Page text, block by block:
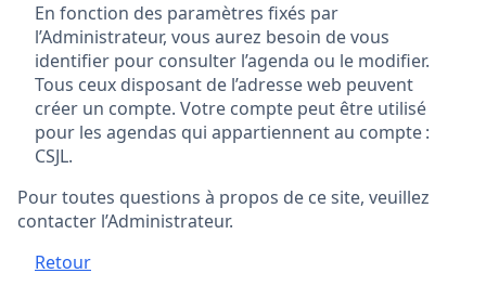
En fonction des paramètres fixés par
l’Administrateur, vous aurez besoin de vous
identifier pour consulter l’agenda ou le modifier.
Tous ceux disposant de l’adresse web peuvent
créer un compte. Votre compte peut être utilisé
pour les agendas qui appartiennent au compte :
CSJL.
Pour toutes questions à propos de ce site, veuillez
contacter l’Administrateur.
Retour